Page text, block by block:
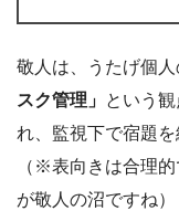
敬人は、うたげ個人
スク管理」 という
れ、監視下で宿題
（※表向きは合理
が敬人の沼ですね）